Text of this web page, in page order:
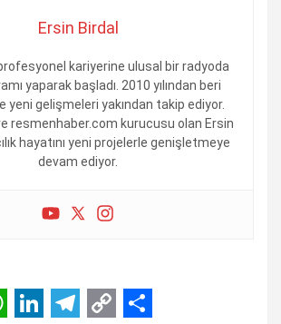
Ersin Birdal
kariyerine ulusal bir radyoda
yaparak başladı. 2010 yılından beri
yeni gelişmeleri yakından takip ediyor.
resmenhaber.com kurucusu olan Ersin
hayatını yeni projelerle genişletmeye
devam ediyor.